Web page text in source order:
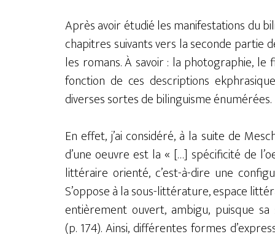
Après avoir étudié les manifestations du
chapitres suivants vers la seconde partie
les romans. À savoir : la photographie,
fonction de ces descriptions
diverses sortes de bilinguisme énumérées.
En effet, j’ai considéré, à la suite de
d’une oeuvre est la « […] spécificité de
littéraire orienté, c’est-à-dire une
S’oppose à la sous-littérature, espace
entièrement ouvert, ambigu, puisque
(p. 174). Ainsi, différentes formes